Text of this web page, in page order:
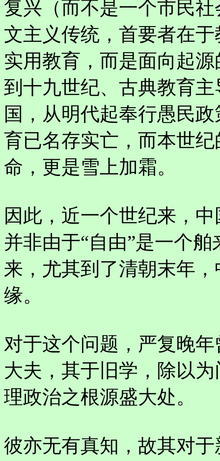
复兴（而不是一个市民
文主义传统，首要者在
实用教育，而是面向起
到十九世纪、古典教育
国，从明代起奉行愚民
育已名存实亡，而本世
命，更是雪上加霜。
因此，近一个世纪来，
并非由于“自由”是一个
来，尤其到了清朝末年
缘。
对于这个问题，严复晚
大夫，其于旧学，除以
理政治之根源盛大处。
彼亦无有真知，故其对